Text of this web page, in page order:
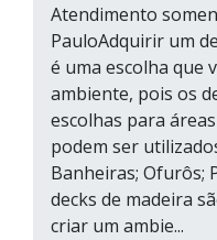
Atendimento
PauloAdquirir um
é uma escolha que
ambiente, pois os
escolhas para
podem ser
Banheiras; Ofurôs;
decks de madeira
criar um ambie...